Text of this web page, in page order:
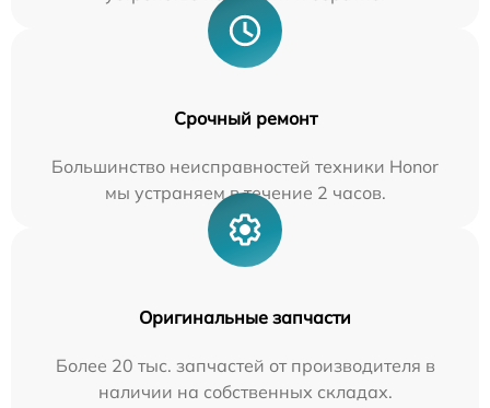
Срочный ремонт
Большинство неисправностей техники Honor
мы устраняем в течение 2 часов.
Оригинальные запчасти
Более 20 тыс. запчастей от производителя в
наличии на собственных складах.